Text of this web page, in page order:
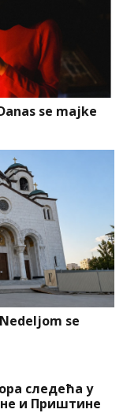
se majke
se
следећа у
и Приштине